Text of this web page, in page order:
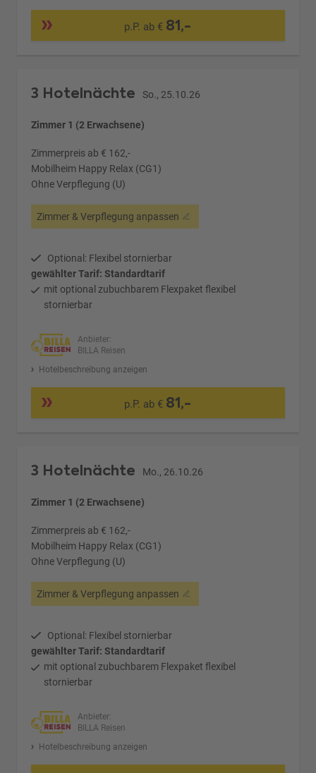
p.P. ab € 81,-
3 Hotelnächte So., 25.10.26
Zimmer 1 (2 Erwachsene)
Zimmerpreis ab € 162,-
Mobilheim Happy Relax (CG1)
Ohne Verpflegung (U)
Zimmer & Verpflegung anpassen
Optional: Flexibel stornierbar
gewählter Tarif: Standardtarif
mit optional zubuchbarem Flexpaket flexibel
stornierbar
Anbieter:
BILLA Reisen
Hotelbeschreibung anzeigen
p.P. ab € 81,-
3 Hotelnächte Mo., 26.10.26
Zimmer 1 (2 Erwachsene)
Zimmerpreis ab € 162,-
Mobilheim Happy Relax (CG1)
Ohne Verpflegung (U)
Zimmer & Verpflegung anpassen
Optional: Flexibel stornierbar
gewählter Tarif: Standardtarif
mit optional zubuchbarem Flexpaket flexibel
stornierbar
Anbieter:
BILLA Reisen
Hotelbeschreibung anzeigen